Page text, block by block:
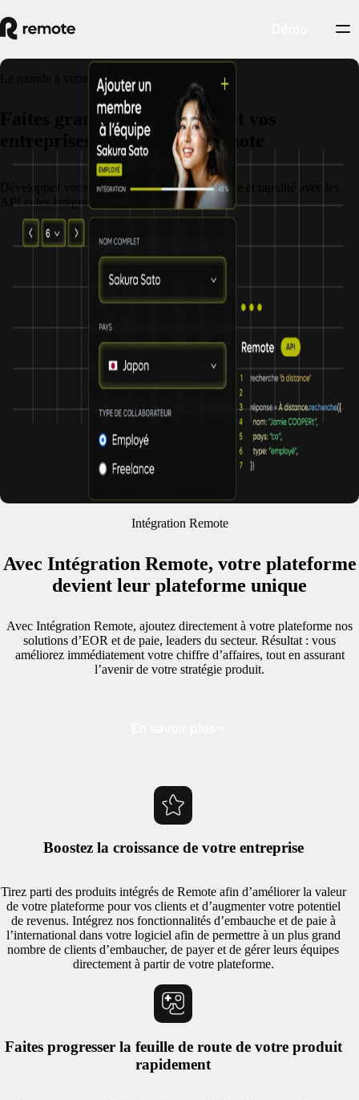
Le monde à votre portée.
Faites grandir votre réseau et vos
entreprises avec les API Remote
Développez votre entreprise en alliant puissance et rapidité avec les
API et les intégrations de Remote.
Intégration Remote
Avec Intégration Remote, votre plateforme
devient leur plateforme unique
Avec Intégration Remote, ajoutez directement à votre plateforme nos
solutions d’EOR et de paie, leaders du secteur. Résultat : vous
améliorez immédiatement votre chiffre d’affaires, tout en assurant
l’avenir de votre stratégie produit.
Boostez la croissance de votre entreprise
Tirez parti des produits intégrés de Remote afin d’améliorer la valeur
de votre plateforme pour vos clients et d’augmenter votre potentiel
de revenus. Intégrez nos fonctionnalités d’embauche et de paie à
l’international dans votre logiciel afin de permettre à un plus grand
nombre de clients d’embaucher, de payer et de gérer leurs équipes
directement à partir de votre plateforme.
Faites progresser la feuille de route de votre produit
rapidement